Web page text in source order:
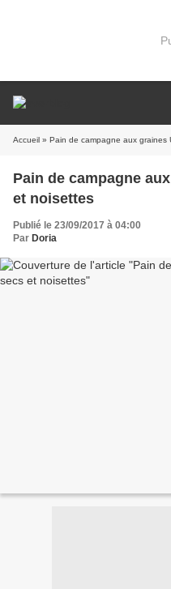
Accueil » Pain de campagne aux graines
Pain de campagne
et noisettes
Publié le 23/09/2017 à 04:00
Par Doria